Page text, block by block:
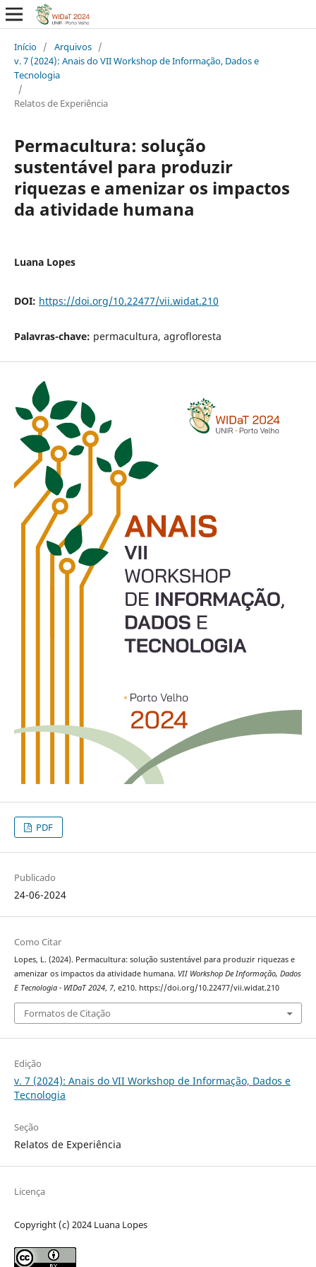
Início / Arquivos /
v. 7 (2024): Anais do VII Workshop de Informação, Dados e
Tecnologia
/
Relatos de Experiência
Permacultura: solução
sustentável para produzir
riquezas e amenizar os impactos
da atividade humana
Luana Lopes
DOI: https://doi.org/10.22477/vii.widat.210
Palavras-chave: permacultura, agrofloresta
PDF
Publicado
24-06-2024
Como Citar
Lopes, L. (2024). Permacultura: solução sustentável para produzir riquezas e
amenizar os impactos da atividade humana. VII Workshop De Informação, Dados
E Tecnologia - WIDaT 2024, 7, e210. https://doi.org/10.22477/vii.widat.210
Formatos de Citação
Edição
v. 7 (2024): Anais do VII Workshop de Informação, Dados e
Tecnologia
Seção
Relatos de Experiência
Licença
Copyright (c) 2024 Luana Lopes